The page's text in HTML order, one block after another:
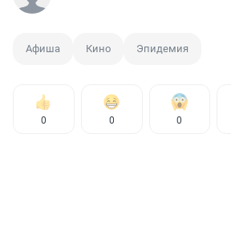
Афиша Кино Эпидемия
0 0 0